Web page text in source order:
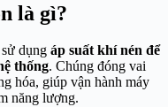
là gì?
dụng áp suất khí nén để
thống. Chúng đóng vai
hóa, giúp vận hành máy
năng lượng.